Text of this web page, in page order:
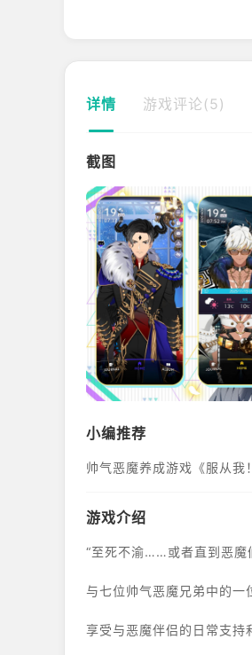
详情 游戏评论(5)
截图
小编推荐
帅气恶魔养成游戏《服从我
游戏介绍
“至死不渝……或者直到恶魔
与七位帅气恶魔兄弟中的一
享受与恶魔伴侣的日常支持